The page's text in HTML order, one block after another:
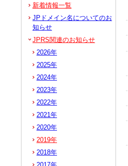
新着情報一覧
JPドメイン名についてのお
知らせ
JPRS関連のお知らせ
2026年
2025年
2024年
2023年
2022年
2021年
2020年
2019年
2018年